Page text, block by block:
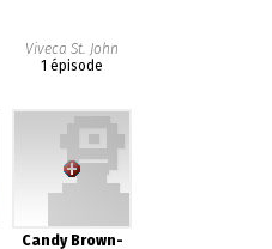
Viveca St. John
1 épisode
Candy Brown-